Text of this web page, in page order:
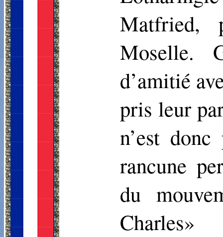
Matfried,
Moselle.
d’amitié
pris leur
n’est
rancune
du
Charles»